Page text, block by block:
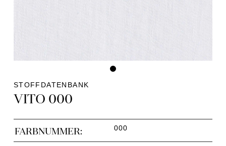
STOFFDATENBANK
VITO 000
FARBNUMMER: 000